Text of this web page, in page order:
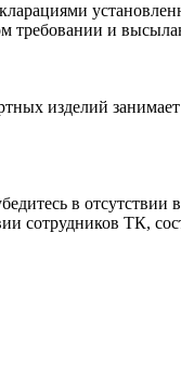
требовании и
изделий
в
сотрудников ТК,